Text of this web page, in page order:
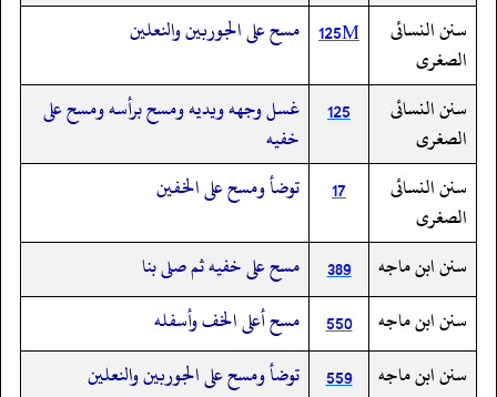
سنن النسائى
الصغرى
125M مسح على الجوربين والنعلين
سنن النسائى
الصغرى
125
غسل وجهه ويديه ومسح برأسه ومسح على
خفيه
سنن النسائى
الصغرى
17 توضأ ومسح على الخفين
سنن ابن ماجه 389
مسح على خفيه ثم صلى بنا
سنن ابن ماجه
550
مسح أعلى الخف وأسفله
سنن ابن ماجه
559
توضأ ومسح على الجوربين والنعلين